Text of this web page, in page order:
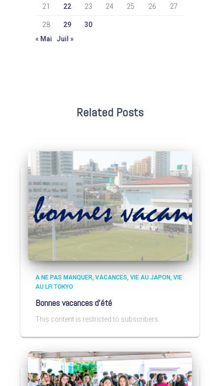
21 22 23 24 25 26 27
28 29
30
« Mai
Juil »
Related Posts
A NE PAS MANQUER VACANCES VIE AU JAPON VIE
AU LFI TOKYO
Bonnes vacances d’été
This content is restricted to subscribers